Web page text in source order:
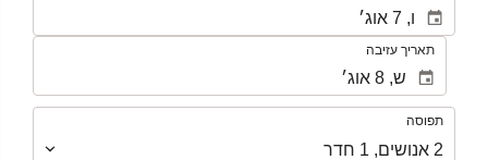
תאריך עזיבה
תפוסה
תפוסה
2 אנושים,
1 חדר